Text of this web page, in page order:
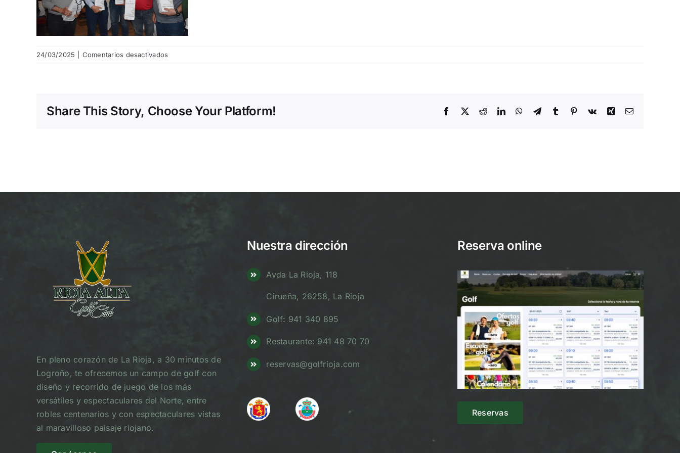
24/03/2025 Comentarios desactivados
03-
Share This Story, Choose Your Platform! Facebook
X RedditLinkedInWhatsApp
TelegramTumblr Pinterest
Vk Xing Email
En pleno corazón de La Rioja, a 30 minutos de
Logroño, te ofrecemos un campo de golf con
diseño y recorrido de juego de los más
versátiles y espectaculares del Norte, entre
robles centenarios y con espectaculares vistas
al maravilloso paisaje riojano.
Nuestra dirección
Avda La Rioja, 118
Cirueña, 26258, La Rioja
Golf: 941 340 895
Restaurante: 941 48 70 70
reservas@golfrioja.com
Reserva online
Reservas